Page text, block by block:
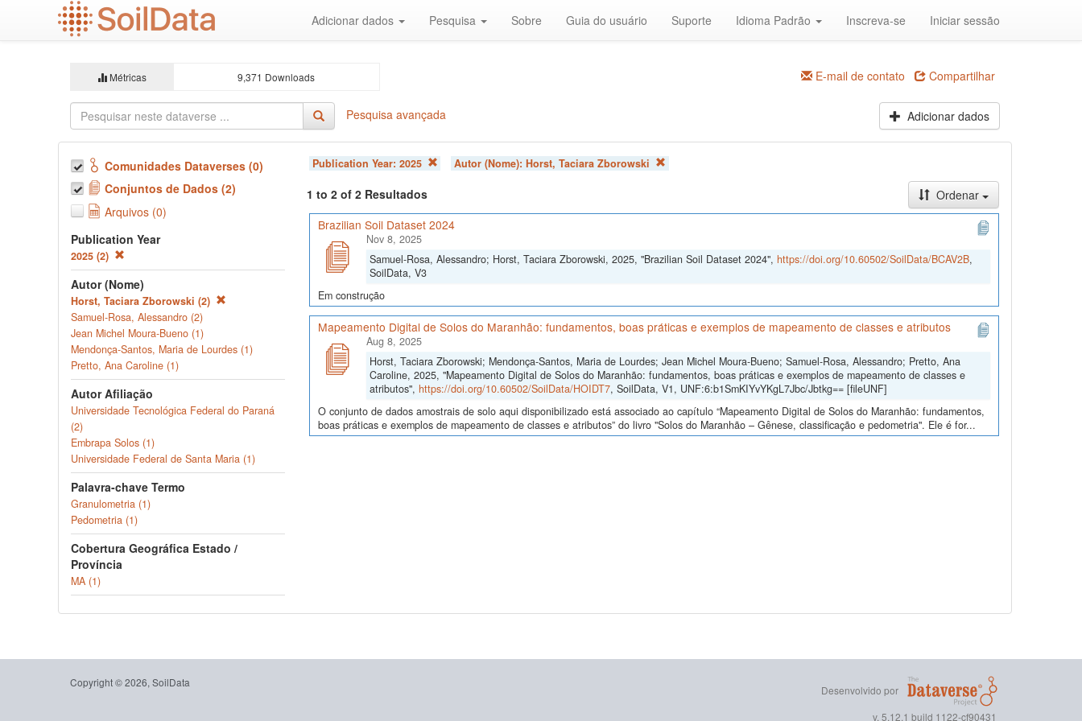
Adicionar dados Pesquisa Sobre Guia do usuário Suporte Idioma Padrão Inscreva-se Iniciar sessão
Métricas 9,371 Downloads E-mail de contato Compartilhar
Pesquisa avançada Adicionar dados
Comunidades Dataverses (0)
Conjuntos de Dados (2)
Arquivos (0)
Publication Year
2025 (2)
Autor (Nome)
Horst, Taciara Zborowski (2)
Samuel-Rosa, Alessandro (2)
Jean Michel Moura-Bueno (1)
Mendonça-Santos, Maria de Lourdes (1)
Pretto, Ana Caroline (1)
Autor Afiliação
Universidade Tecnológica Federal do Paraná
(2)
Embrapa Solos (1)
Universidade Federal de Santa Maria (1)
Palavra-chave Termo
Granulometria (1)
Pedometria (1)
Cobertura Geográfica Estado /
Província
MA (1)
Publication Year: 2025 Autor (Nome): Horst, Taciara Zborowski
1 to 2 of 2 Resultados
Ordenar
Brazilian Soil Dataset 2024
Nov 8, 2025
Samuel-Rosa, Alessandro; Horst, Taciara Zborowski, 2025, "Brazilian Soil Dataset 2024", https://doi.org/10.60502/SoilData/BCAV2B,
SoilData, V3
Em construção
Mapeamento Digital de Solos do Maranhão: fundamentos, boas práticas e exemplos de mapeamento de classes e atributos
Aug 8, 2025
Horst, Taciara Zborowski; Mendonça-Santos, Maria de Lourdes; Jean Michel Moura-Bueno; Samuel-Rosa, Alessandro; Pretto, Ana
Caroline, 2025, "Mapeamento Digital de Solos do Maranhão: fundamentos, boas práticas e exemplos de mapeamento de classes e
atributos", https://doi.org/10.60502/SoilData/HOIDT7, SoilData, V1, UNF:6:b1SmKIYvYKgL7Jbc/Jbtkg== [fileUNF]
O conjunto de dados amostrais de solo aqui disponibilizado está associado ao capítulo “Mapeamento Digital de Solos do Maranhão: fundamentos,
boas práticas e exemplos de mapeamento de classes e atributos” do livro "Solos do Maranhão – Gênese, classificação e pedometria". Ele é for...
Copyright © 2026, SoilData
Desenvolvido por
v. 5.12.1 build 1122-cf90431